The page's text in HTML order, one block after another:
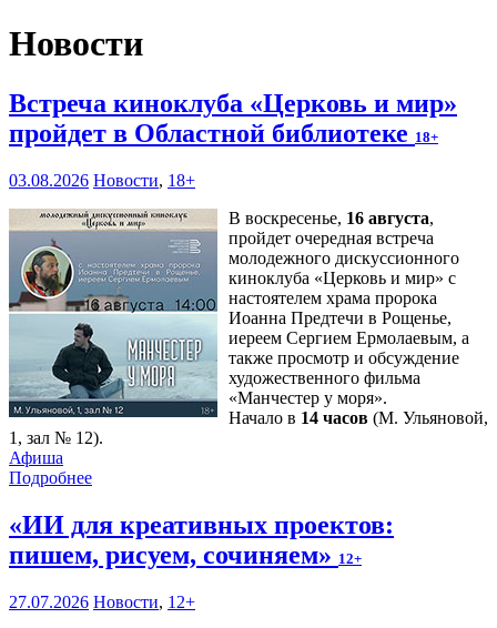
Новости
Встреча киноклуба «Церковь и мир»
пройдет в Областной библиотеке 18+
03.08.2026 Новости, 18+
В воскресенье, 16 августа,
пройдет очередная встреча
молодежного дискуссионного
киноклуба «Церковь и мир» с
настоятелем храма пророка
Иоанна Предтечи в Рощенье,
иереем Сергием Ермолаевым, а
также просмотр и обсуждение
художественного фильма
«Манчестер у моря».
Начало в 14 часов (М. Ульяновой,
1, зал № 12).
Афиша
Подробнее
«ИИ для креативных проектов:
пишем, рисуем, сочиняем» 12+
27.07.2026 Новости, 12+